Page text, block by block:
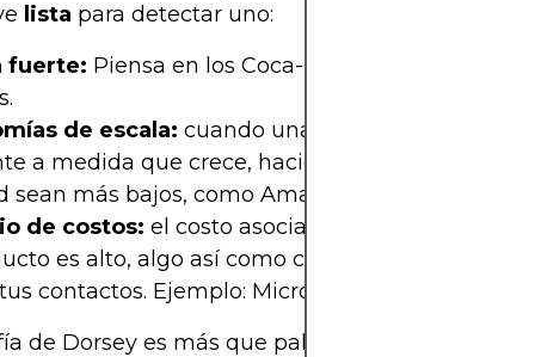
lista para detectar uno:
fuerte: Piensa en los Coca-Colas o Apples de la
de escala: cuando una empresa se hace
a medida que crece, haciendo que sus costos
sean más bajos, como Amazon con su logística.
de costos: el costo asociado con cambiar de
es alto, algo así como cambiar de móvil y
contactos. Ejemplo: Microsoft Office.
de Dorsey es más que palabras bonitas: es un